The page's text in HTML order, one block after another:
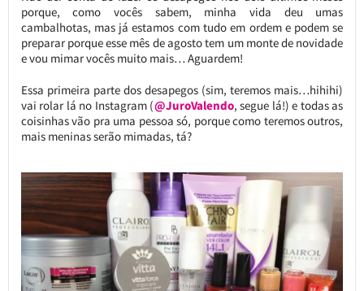
porque, como vocês sabem, minha vida deu umas
cambalhotas, mas já estamos com tudo em ordem e podem se
preparar porque esse mês de agosto tem um monte de novidade
e vou mimar vocês muito mais… Aguardem!
Essa primeira parte dos desapegos (sim, teremos mais…hihihi)
vai rolar lá no Instagram (@JuroValendo, segue lá!) e todas as
coisinhas vão pra uma pessoa só, porque como teremos outros,
mais meninas serão mimadas, tá?